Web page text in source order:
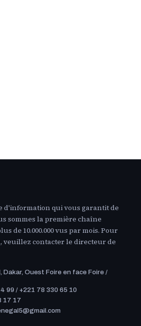
d'information qui vous garantit de
sommes la première chaîne
de 10.000.000 vus par mois. Pour
contacter le directeur de
Dakar, Ouest Foire en face Foire /
99 / +221 78 330 65 10
17 17